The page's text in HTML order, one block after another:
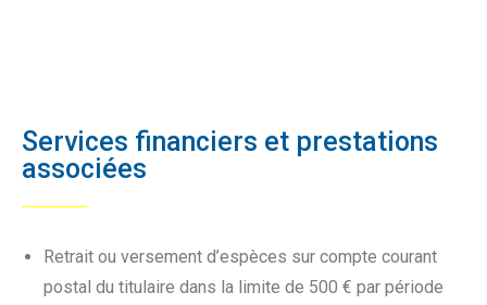
Services financiers et prestations
associées
Retrait ou versement d’espèces sur compte courant
postal du titulaire dans la limite de 500 € par période